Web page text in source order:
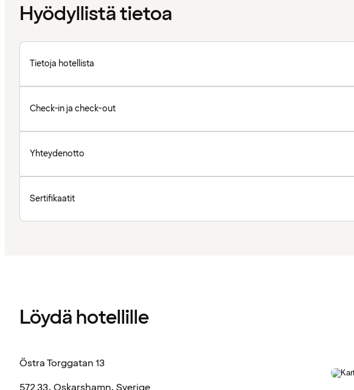
Hyödyllistä tietoa
Tietoja hotellista
Check-in ja check-out
Yhteydenotto
Sertifikaatit
Löydä hotellille
Östra Torggatan 13